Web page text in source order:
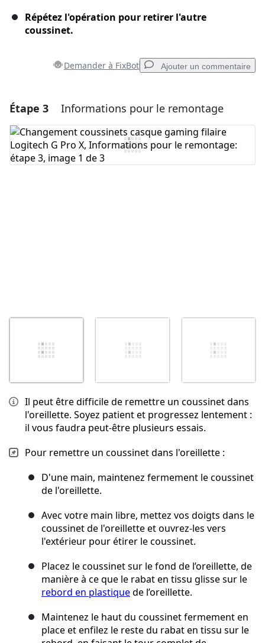
Répétez l'opération pour retirer l'autre
coussinet.
Demander à FixBot Ajouter un commentaire
Ajouter un commentaire
Ajouter un commentaire
Étape 3 Informations pour le remontage
Il peut être difficile de remettre un coussinet dans
l'oreillette. Soyez patient et progressez lentement :
il vous faudra peut-être plusieurs essais.
Pour remettre un coussinet dans l'oreillette :
D'une main, maintenez fermement le coussinet
de l'oreillette.
Avec votre main libre, mettez vos doigts dans le
coussinet de l'oreillette et ouvrez-les vers
l'extérieur pour étirer le coussinet.
Placez le coussinet sur le fond de l’oreillette, de
manière à ce que le rabat en tissu glisse sur le
rebord en plastiquede l’oreillette.
Maintenez le haut du coussinet fermement en
place et enfilez le reste du rabat en tissu sur le